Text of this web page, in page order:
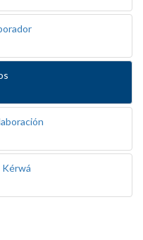
Kérwá